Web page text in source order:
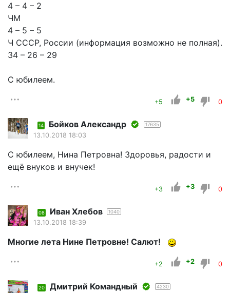
4 – 4 – 2
ЧМ
4 – 5 – 5
Ч СССР, России (информация возможно не полная).
34 – 26 – 29
С юбилеем.
+5 +5 0
14 Бойков Александр 17635
13.10.2018 18:03
С юбилеем, Нина Петровна! Здоровья, радости и
ещё внуков и внучек!
+3 +3 0
08 Иван Хлебов 1040
13.10.2018 18:39
Многие лета Нине Петровне! Салют!
+2 +2 0
20 Дмитрий Командный 4230